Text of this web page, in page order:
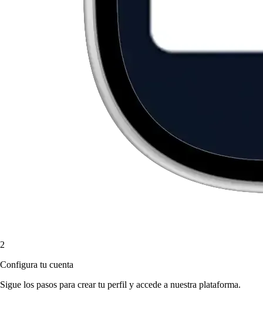
2
Configura tu cuenta
Sigue los pasos para crear tu perfil y accede a nuestra plataforma.